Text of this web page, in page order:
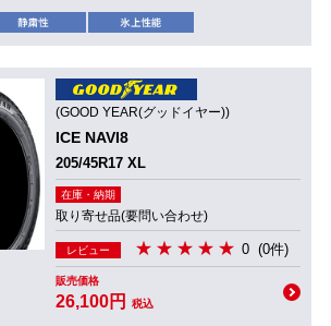
(GOOD YEAR(グッドイヤー))
ICE NAVI8
205/45R17 XL
在庫・納期
取り寄せ品(要問い合わせ)
レビュー 0 (0件)
販売価格
26,100円 税込